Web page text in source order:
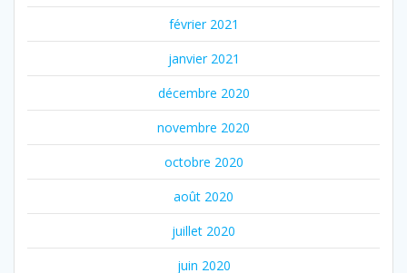
février 2021
janvier 2021
décembre 2020
novembre 2020
octobre 2020
août 2020
juillet 2020
juin 2020